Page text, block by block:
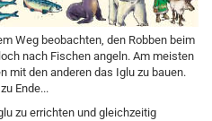
Weg beobachten, den Robben beim
nach Fischen angeln. Am meisten
mit den anderen das Iglu zu bauen.
Ende...
zu errichten und gleichzeitig